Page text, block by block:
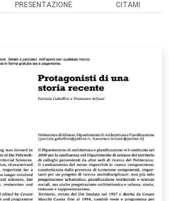
PRESENTAZIONE CITAMI